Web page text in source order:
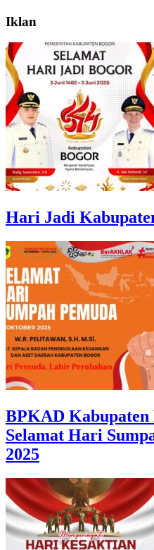
Iklan
Hari Jadi
BPKAD Kabupaten
Selamat Hari
2025